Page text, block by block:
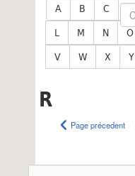
A B C D
L
M N O
V
W X Y
R
Page précedent